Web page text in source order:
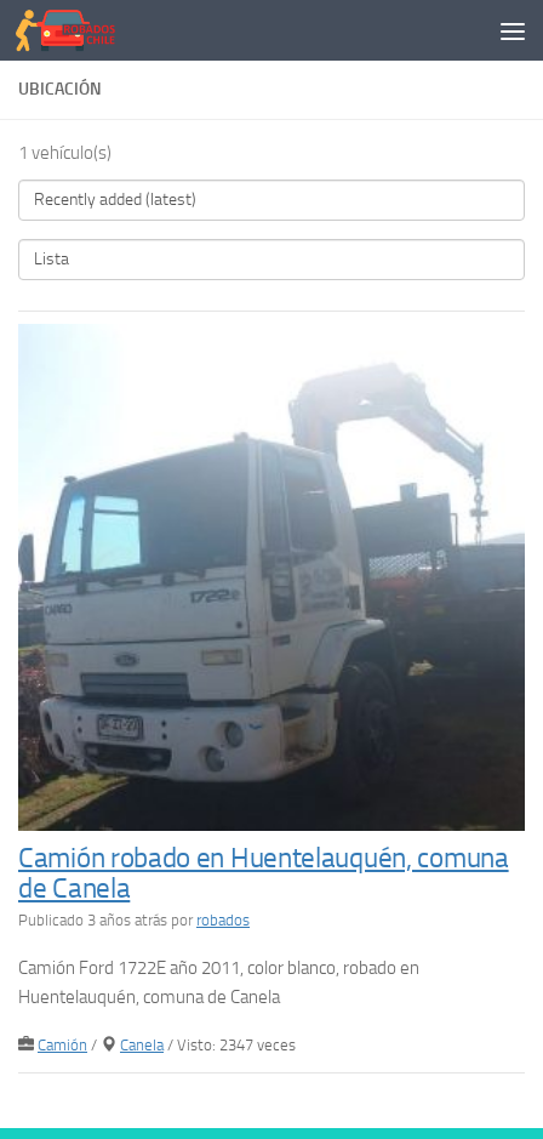
Saltar al contenido
UBICACIÓN
1 vehículo(s)
Camión robado en Huentelauquén, comuna
de Canela
Publicado 3 años atrás por robados
Camión Ford 1722E año 2011, color blanco, robado en
Huentelauquén, comuna de Canela
Camión / Canela / Visto: 2347 veces